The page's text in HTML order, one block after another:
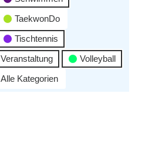
TaekwonDo
Tischtennis
Veranstaltung
Volleyball
Alle Kategorien